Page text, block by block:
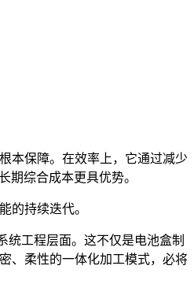
本保障。在效率上，它通过减少
期综合成本更具优势。
的持续迭代。
工程层面。这不仅是电池盒制
、柔性的一体化加工模式，必将